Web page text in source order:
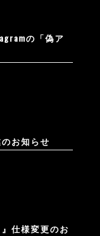
の「偽ア
お知らせ
仕様変更のお